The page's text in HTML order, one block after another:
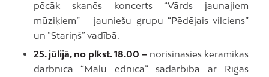
pēcāk skanēs koncerts “Vārds jaunajiem
mūziķiem” – jauniešu grupu “Pēdējais vilciens”
un “Stariņš” vadībā.
25. jūlijā, no plkst. 18.00 – norisināsies keramikas
darbnīca “Mālu ēdnīca” sadarbībā ar Rīgas